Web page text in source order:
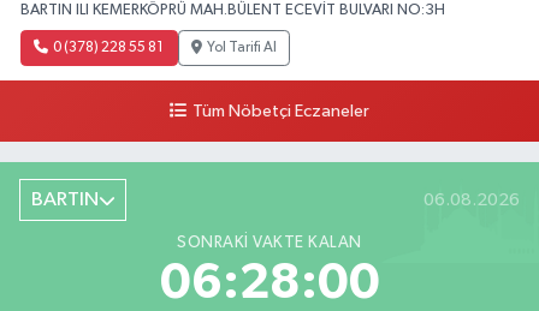
BARTIN ILI KEMERKÖPRÜ MAH.BÜLENT ECEVİT BULVARI NO:3H
0 (378) 228 55 81 Yol Tarifi Al
Tüm Nöbetçi Eczaneler
BARTIN 06.08.2026
SONRAKI VAKTE KALAN
06:27:59